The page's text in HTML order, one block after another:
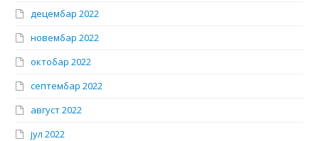
децембар 2022
новембар 2022
октобар 2022
септембар 2022
август 2022
јул 2022